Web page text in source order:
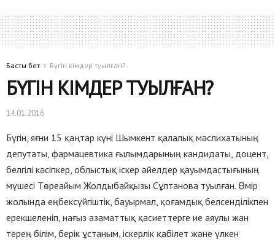
Басты бет Бүгін кімдер туылған?
БҮГІН КІМДЕР ТУЫЛҒАН?
14.01.2016
Бүгін, яғни 15 қаңтар күні Шымкент қалалық мәслихатының
депутаты, фармацевтика ғылымдарының кандидаты, доцент,
белгілі кәсіпкер, облыстық іскер әйелдер қауымдастығының
мүшесі Төреайым Жолдыбайқызы Сұлтанова туылған. Өмір
жолында еңбексүйгіштік, бауырмал, қоғамдық белсенділікпен
ерекшеленіп, нағыз азаматтық қасиеттерге ие аяулы жан
терең білім, берік ұстаным, іскерлік қабілет және үлкен